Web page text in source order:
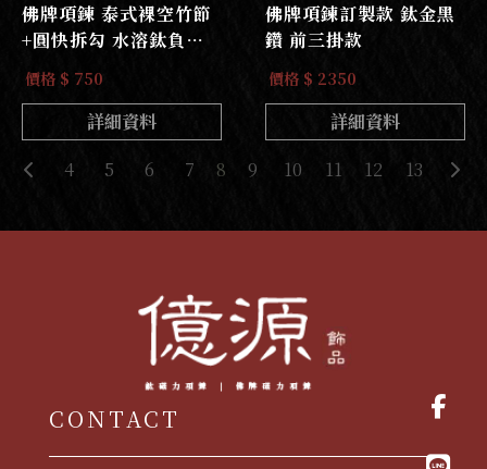
佛牌項鍊 泰式裸空竹節
+圓快拆勾 水溶鈦負離
子佛牌項鍊
價格 $ 750
詳細資料
佛牌項鍊訂製款 鈦金黑
鑽 前三掛款
價格 $ 2350
詳細資料
4
5 6 7 8 9 10 11 12 13